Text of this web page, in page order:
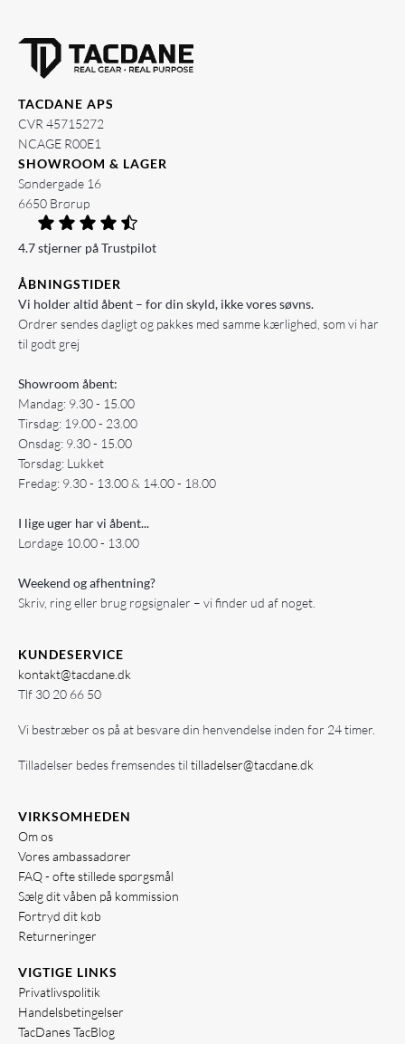
TACDANE APS
CVR 45715272
NCAGE R00E1
SHOWROOM & LAGER
Søndergade 16
6650 Brørup
4.7 stjerner på Trustpilot
ÅBNINGSTIDER
Vi holder altid åbent – for din skyld, ikke vores søvns.
Ordrer sendes dagligt og pakkes med samme kærlighed, som vi har
til godt grej
Showroom åbent:
Mandag: 9.30 - 15.00
Tirsdag: 19.00 - 23.00
Onsdag: 9.30 - 15.00
Torsdag: Lukket
Fredag: 9.30 - 13.00 & 14.00 - 18.00
I lige uger har vi åbent...
Lørdage 10.00 - 13.00
Weekend og afhentning?
Skriv, ring eller brug røgsignaler – vi finder ud af noget.
KUNDESERVICE
kontakt@tacdane.dk
Tlf 30 20 66 50
Vi bestræber os på at besvare din henvendelse inden for 24 timer.
Tilladelser bedes fremsendes til tilladelser@tacdane.dk
VIRKSOMHEDEN
Om os
Vores ambassadører
FAQ - ofte stillede spørgsmål
Sælg dit våben på kommission
Fortryd dit køb
Returneringer
VIGTIGE LINKS
Privatlivspolitik
Handelsbetingelser
TacDanes TacBlog